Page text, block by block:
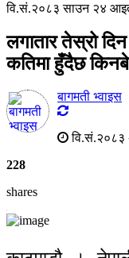
वि.सं.२०८३ साउन २४
लगातार तेस्रो
कतिमा हुँदैछ
बागमती भ्वाइस
वि.सं.२०८३
228
shares